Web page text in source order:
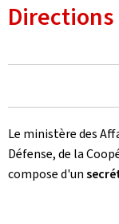
Directions
Le ministère des
Défense, de la
compose d'un